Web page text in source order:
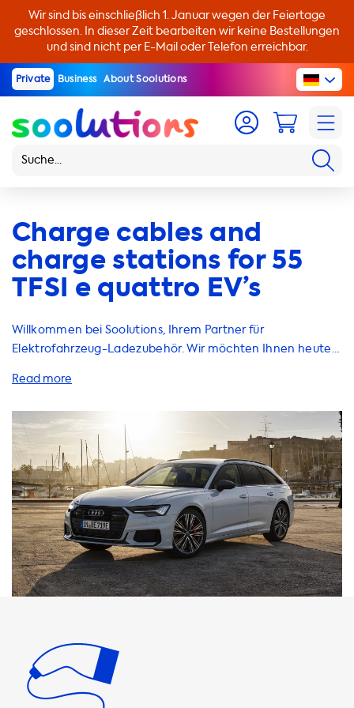
Wir sind bis einschließlich 1. Januar wegen der Feiertage
geschlossen. In dieser Zeit bearbeiten wir keine Bestellungen
und sind nicht per E-Mail oder Telefon erreichbar.
Private Business About Soolutions
Charge cables and
charge stations for 55
TFSI e quattro EV’s
Willkommen bei Soolutions, Ihrem Partner für
Elektrofahrzeug-Ladezubehör. Wir möchten Ihnen heute
Adaptern, Zubehör und anderen nützlichen Produkten und
Elektrofahrzeug bequem und schnell zu laden. AC-
Ladestationen haben eine maximale
Ladegeschwindigkeit von 3,7 kW, 7,4 kW, 11 kW oder 22 kW,
je nachdem, ob Sie eine einphasige oder dreiphasige
Stromversorgung verwenden und welche Amperezahl Sie
wählen. Beachten Sie, dass Ihr Elektrofahrzeug niemals
schneller als diese Geschwindigkeit laden kann. Wir
empfehlen, immer ein Ladegerät zu wählen, das mit der
maximalen Ladeleistung Ihres Fahrzeugs kompatibel ist,
da eine schnellere Ladung nur möglich ist, wenn Ihr
Shop finden Sie eine große Auswahl an Ladestationen,
Ladekabeln, Adaptern, tragbaren Ladegeräten und
Zubehör, die alle einfach anwendbar und zuverlässig sind.